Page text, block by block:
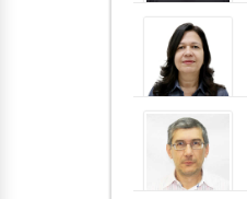
Docente há 21 anos
Docente há 22 anos